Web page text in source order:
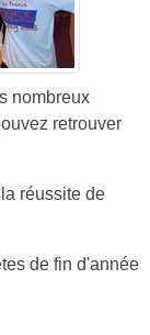
nombreux
retrouver
réussite de
de fin d'année